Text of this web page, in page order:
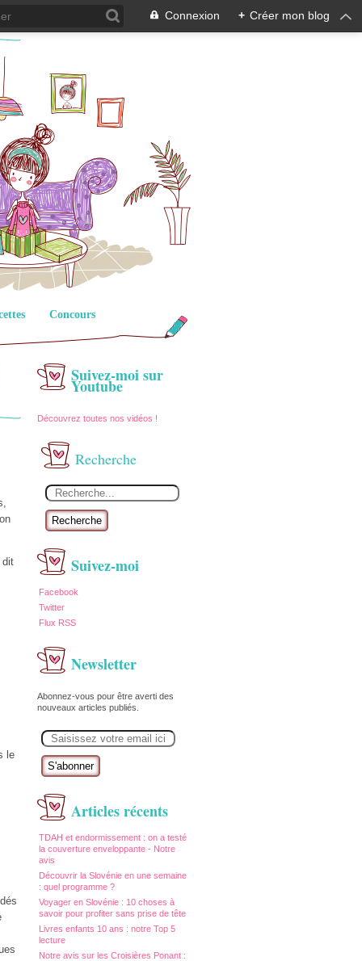
Connexion + Créer mon blog
Concours
Suivez-moi sur
Youtube
Découvrez toutes nos vidéos !
Recherche
Recherche
Suivez-moi
Facebook
Twitter
Flux RSS
Newsletter
Abonnez-vous pour être averti des
nouveaux articles publiés.
m
Articles récents
TDAH et endormissement : on a testé
la couverture enveloppante - Notre
avis
Découvrir la Slovénie en une semaine
: quel programme ?
Voyager en Slovénie : 10 choses à
savoir pour profiter sans prise de tête
Livres enfants 10 ans : notre Top 5
lecture
Notre avis sur les Croisières Ponant :
dit
le